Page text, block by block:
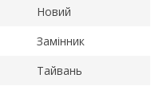
Новий
Замінник
Тайвань